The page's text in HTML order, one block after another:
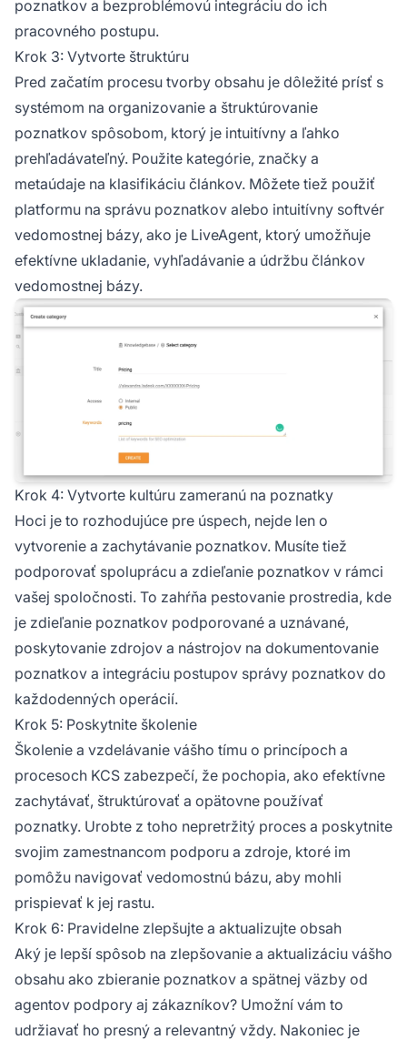
poznatkov a bezproblémovú integráciu do ich
pracovného postupu.
Krok 3: Vytvorte štruktúru
Pred začatím procesu tvorby obsahu je dôležité prísť s
systémom na organizovanie a štruktúrovanie
poznatkov spôsobom, ktorý je intuitívny a ľahko
prehľadávateľný. Použite kategórie, značky a
metaúdaje na klasifikáciu článkov. Môžete tiež použiť
platformu na správu poznatkov alebo intuitívny softvér
vedomostnej bázy, ako je LiveAgent, ktorý umožňuje
efektívne ukladanie, vyhľadávanie a údržbu článkov
vedomostnej bázy.
Krok 4: Vytvorte kultúru zameranú na poznatky
Hoci je to rozhodujúce pre úspech, nejde len o
vytvorenie a zachytávanie poznatkov. Musíte tiež
podporovať spoluprácu a zdieľanie poznatkov v rámci
vašej spoločnosti. To zahŕňa pestovanie prostredia, kde
je zdieľanie poznatkov podporované a uznávané,
poskytovanie zdrojov a nástrojov na dokumentovanie
poznatkov a integráciu postupov správy poznatkov do
každodenných operácií.
Krok 5: Poskytnite školenie
Školenie a vzdelávanie vášho tímu o princípoch a
procesoch KCS zabezpečí, že pochopia, ako efektívne
zachytávať, štruktúrovať a opätovne používať
poznatky. Urobte z toho nepretržitý proces a poskytnite
svojim zamestnancom podporu a zdroje, ktoré im
pomôžu navigovať vedomostnú bázu, aby mohli
prispievať k jej rastu.
Krok 6: Pravidelne zlepšujte a aktualizujte obsah
Aký je lepší spôsob na zlepšovanie a aktualizáciu vášho
obsahu ako zbieranie poznatkov a spätnej väzby od
agentov podpory aj zákazníkov? Umožní vám to
udržiavať ho presný a relevantný vždy. Nakoniec je